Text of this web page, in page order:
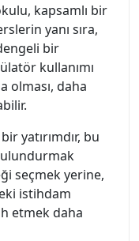
kapsamlı bir
yanı sıra,
bir
kullanımı
olması, daha
yatırımdır, bu
seçmek yerine,
istihdam
etmek daha